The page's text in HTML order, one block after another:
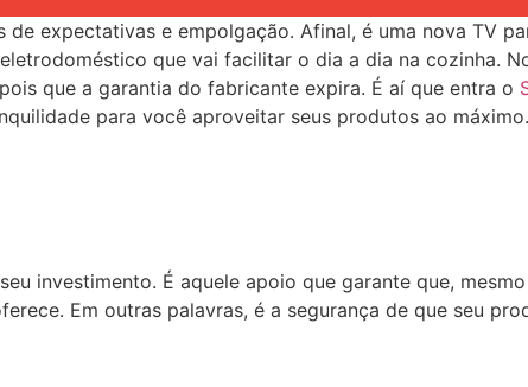
expectativas e empolgação. Afinal, é uma nova TV
que vai facilitar o dia a dia na cozinha.
que a garantia do fabricante expira. É aí que entra o
para você aproveitar seus produtos ao
investimento. É aquele apoio que garante que,
. Em outras palavras, é a segurança de que seu